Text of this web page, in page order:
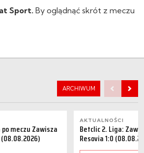
Sport. By oglądnąć skrót z meczu
ARCHIWUM
meczu Zawisza
AKTUALNOŚCI
Betclic 2. Liga:
Resovia 1:0